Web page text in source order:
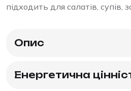
підходить для салатів, супів,
Опис
Енергетична